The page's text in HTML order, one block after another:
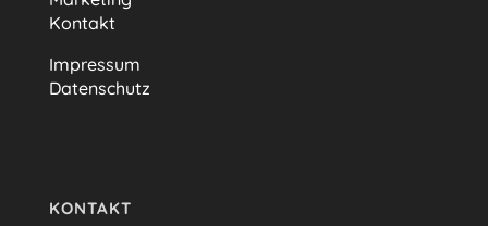
Kontakt
Impressum
Datenschutz
KONTAKT